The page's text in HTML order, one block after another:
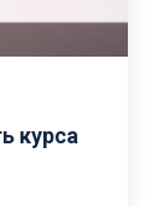
курса